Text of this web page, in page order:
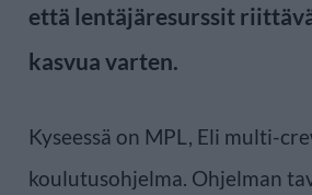
että lentäjäresurssit
kasvua varten.
Kyseessä on MPL, Eli multi-
koulutusohjelma. Ohjelman